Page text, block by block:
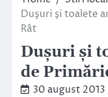
Duşuri şi toalete
Rât
Duşuri şi
de
30 august 2013